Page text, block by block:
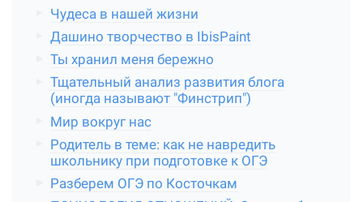
Чудеса в нашей жизни
Дашино творчество в IbisPaint
Ты хранил меня бережно
Тщательный анализ развития блога
(иногда называют "Финстрип")
Мир вокруг нас
Родитель в теме: как не навредить
школьнику при подготовке к ОГЭ
Разберем ОГЭ по Косточкам